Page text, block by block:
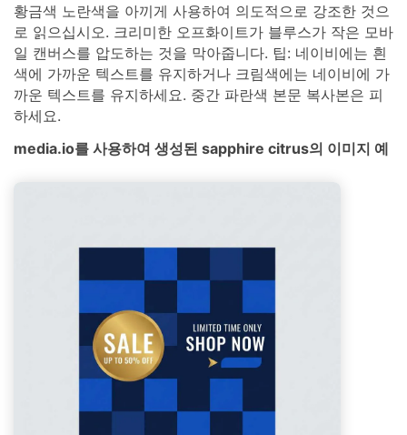
황금색 노란색을 아끼게 사용하여 의도적으로 강조한 것으
로 읽으십시오. 크리미한 오프화이트가 블루스가 작은 모바
일 캔버스를 압도하는 것을 막아줍니다. 팁: 네이비에는 흰
색에 가까운 텍스트를 유지하거나 크림색에는 네이비에 가
까운 텍스트를 유지하세요. 중간 파란색 본문 복사본은 피
하세요.
media.io를 사용하여 생성된 sapphire citrus의 이미지 예